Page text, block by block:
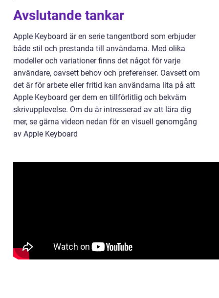
Avslutande tankar
Apple Keyboard är en serie tangentbord som erbjuder
både stil och prestanda till användarna. Med olika
modeller och variationer finns det något för varje
användare, oavsett behov och preferenser. Oavsett om
det är för arbete eller fritid kan användarna lita på att
Apple Keyboard ger dem en tillförlitlig och bekväm
skrivupplevelse. Om du är intresserad av att lära dig
mer, se gärna videon nedan för en visuell genomgång
av Apple Keyboard